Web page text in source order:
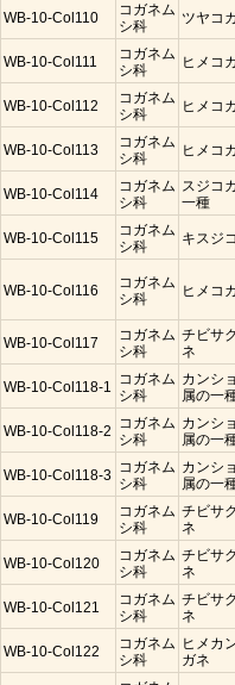
WB-10-Col110
コガネム
シ科
ツヤコ
WB-10-Col111
コガネム
シ科
ヒメコ
WB-10-Col112
コガネム
シ科
ヒメコ
WB-10-Col113
コガネム
シ科
ヒメコ
WB-10-Col114
コガネム
シ科
スジコ
一種
WB-10-Col115
コガネム
シ科
キスジ
WB-10-Col116
コガネム
シ科
ヒメコ
WB-10-Col117
コガネム
シ科
チビサ
ネ
WB-10-Col118-1 コガネム
シ科
カンシ
属の一
WB-10-Col118-2 コガネム
シ科
カンシ
属の一
WB-10-Col118-3 コガネム
シ科
カンシ
属の一
WB-10-Col119
コガネム
シ科
チビサ
ネ
WB-10-Col120
コガネム
シ科
チビサ
ネ
WB-10-Col121
コガネム
シ科
チビサ
ネ
WB-10-Col122
コガネム
シ科
ヒメカ
ガネ